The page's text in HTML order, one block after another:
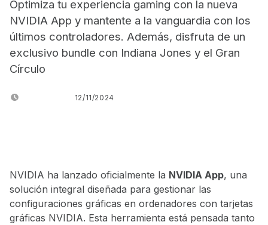
Optimiza tu experiencia gaming con la nueva
NVIDIA App y mantente a la vanguardia con los
últimos controladores. Además, disfruta de un
exclusivo bundle con Indiana Jones y el Gran
Círculo
12/11/2024
NVIDIA ha lanzado oficialmente la NVIDIA App, una
solución integral diseñada para gestionar las
configuraciones gráficas en ordenadores con tarjetas
gráficas NVIDIA. Esta herramienta está pensada tanto